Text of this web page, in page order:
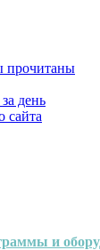
прочитаны
день
сайта
и